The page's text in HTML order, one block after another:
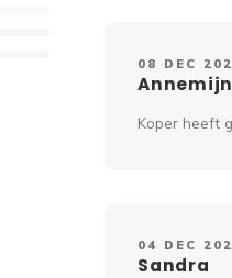
08 DEC
Annemijn
Koper heeft
04 DEC
Sandra